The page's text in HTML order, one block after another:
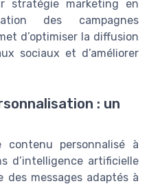
stratégie marketing en
des campagnes
d’optimiser la diffusion
sociaux et d’améliorer
: un
personnalisé à
d’intelligence artificielle
messages adaptés à